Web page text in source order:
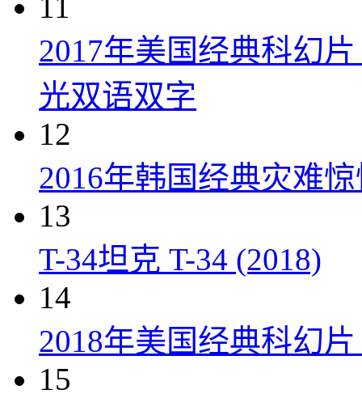
11
2017年美国经典科幻
光双语双字
12
2016年韩国经典灾难
13
T-34坦克 T-34 (2018)
14
2018年美国经典科幻
15